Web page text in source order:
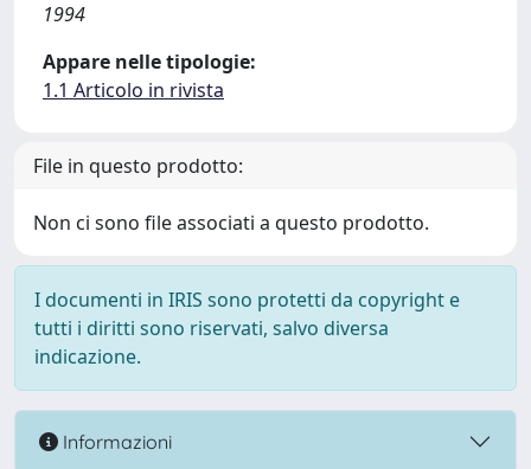
1994
Appare nelle tipologie:
1.1 Articolo in rivista
File in questo prodotto:
Non ci sono file associati a questo prodotto.
I documenti in IRIS sono protetti da copyright e
tutti i diritti sono riservati, salvo diversa
indicazione.
Informazioni